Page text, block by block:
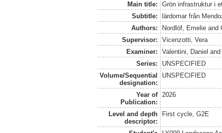
Main title:
Grön infrastruktur i
Subtitle:
lärdomar från
Authors:
Nordlöf, Emelie and
Supervisor:
Vicenzotti, Vera
Examiner:
Valentini, Daniel
Series:
UNSPECIFIED
Volume/Sequential
designation:
UNSPECIFIED
Year of
Publication:
2026
Level and depth
descriptor:
First cycle, G2E